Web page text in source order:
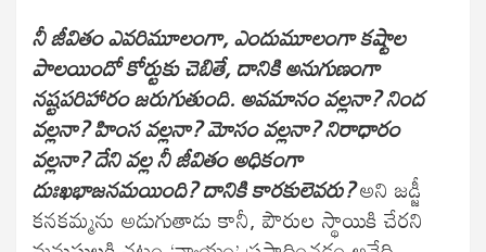
నీ జీవితం ఎవరిమూలంగా, ఎందుమూలంగా కష్టాల
పాలయిందో కోర్టుకు చెబితే, దానికి అనుగుణంగా
నష్టపరిహారం జరుగుతుంది. అవమానం వల్లనా? నింద
వల్లనా? హింస వల్లనా? మోసం వల్లనా? నిరాధారం
వల్లనా? దేని వల్ల నీ జీవితం అధికంగా
దుఃఖభాజనమయింది? దానికి కారకులెవరు?అని జడ్జీ
కనకమ్మను అడుగుతాడు కానీ, పౌరుల స్థాయికి చేరని